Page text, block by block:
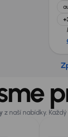
z naší nabídky.